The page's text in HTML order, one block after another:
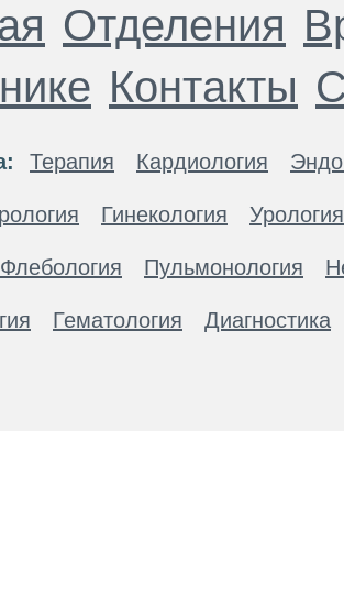
Отделения
Контакты
Терапия Кардиология
Гинекология Урология
Флебология Пульмонология
Гематология Диагностика